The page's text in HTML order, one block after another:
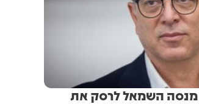
מנסה השמאל לרסק את